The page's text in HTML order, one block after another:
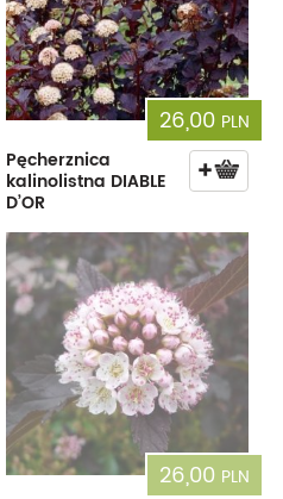
26,00 PLN
Pęcherznica
kalinolistna DIABLE
D’OR
26,00 PLN